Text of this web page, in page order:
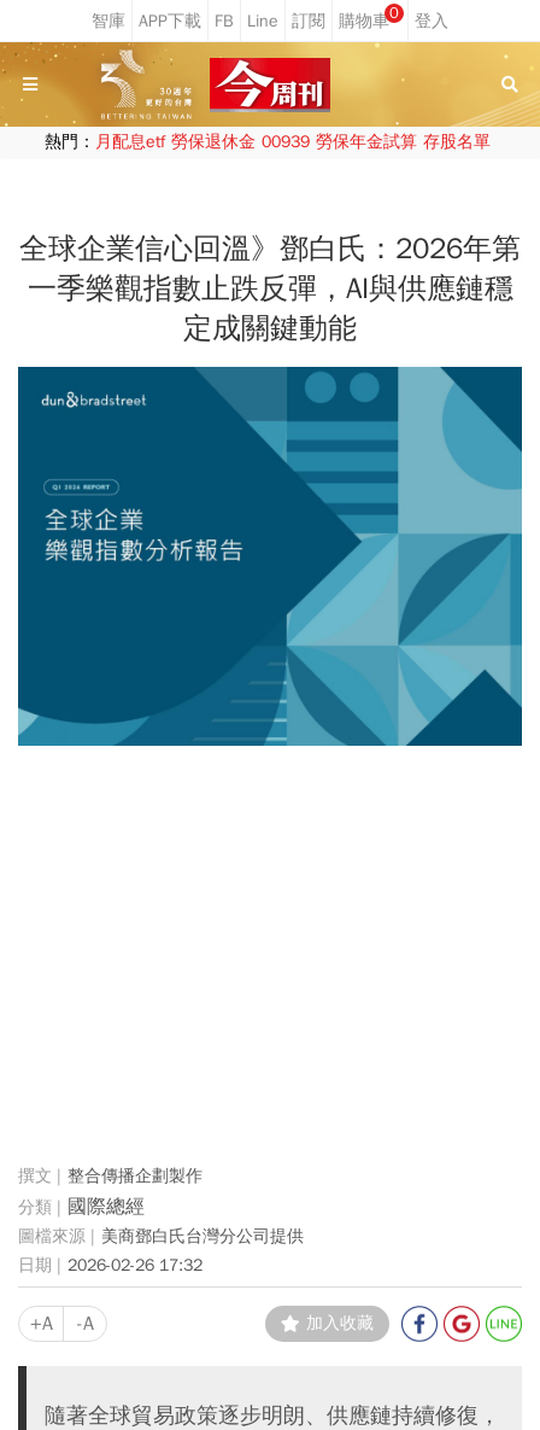
0
熱門： 月配息etf 勞保退休金 00939 勞保年金試算 存股名單
全球企業信心回溫》鄧白氏：2026年第
一季樂觀指數止跌反彈，AI與供應鏈穩
定成關鍵動能
整合傳播企劃製作
國際總經
美商鄧白氏台灣分公司提供
2026-02-26 17:32
+A -A 加入收藏
隨著全球貿易政策逐步明朗、供應鏈持續修復，